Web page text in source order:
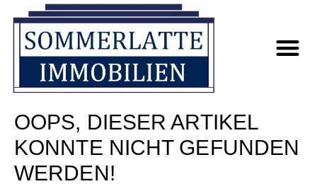
OOPS, DIESER ARTIKEL
KONNTE NICHT GEFUNDEN
WERDEN!